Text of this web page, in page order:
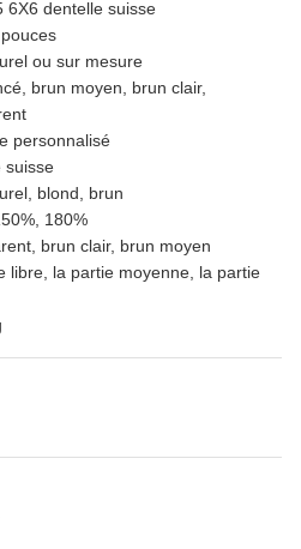
6X6 dentelle suisse
ou sur mesure
brun moyen, brun clair,
personnalisé
suisse
blond, brun
180%
brun clair, brun moyen
libre, la partie moyenne, la partie